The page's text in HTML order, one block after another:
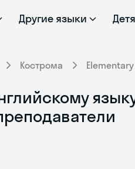
Другие языки
Кострома Elementary